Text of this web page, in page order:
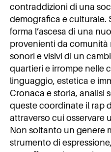
contraddizioni di una
demografica e culturale.
forma l’ascesa di una
provenienti da comunità
sonori e visivi di un
quartieri e irrompe nelle
linguaggio, estetica e
Cronaca e storia, analisi
queste coordinate il rap
attraverso cui osservare
Non soltanto un genere
strumento di